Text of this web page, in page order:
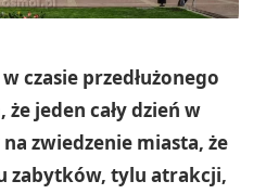
czasie przedłużonego
jeden cały dzień w
zwiedzenie miasta, że
zabytków, tylu atrakcji,